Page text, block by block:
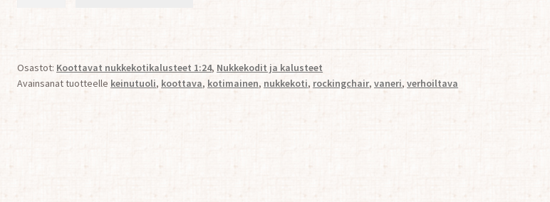
Osastot: Koottavat nukkekotikalusteet 1:24, Nukkekodit ja kalusteet
Avainsanat tuotteelle keinutuoli, koottava, kotimainen, nukkekoti, rockingchair,vaneri,verhoiltava